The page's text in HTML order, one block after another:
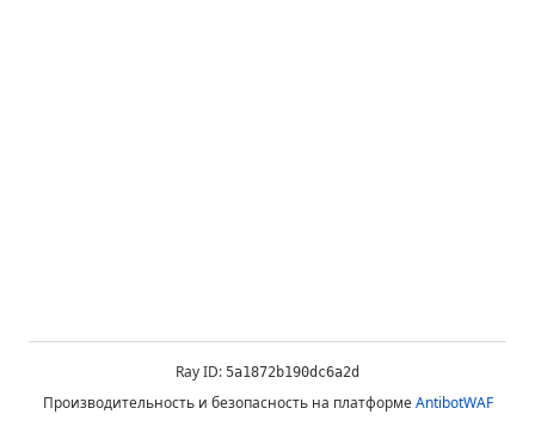
Ray ID: 5a1872b190dc6a2d
Производительность и безопасность на платформеAntibotWAF